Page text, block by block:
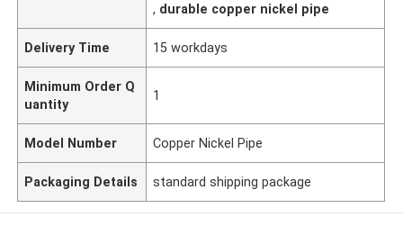
, durable copper nickel pipe
Delivery Time 15 workdays
Minimum Order Q
uantity
1
Model Number Copper Nickel Pipe
Packaging Details standard shipping package